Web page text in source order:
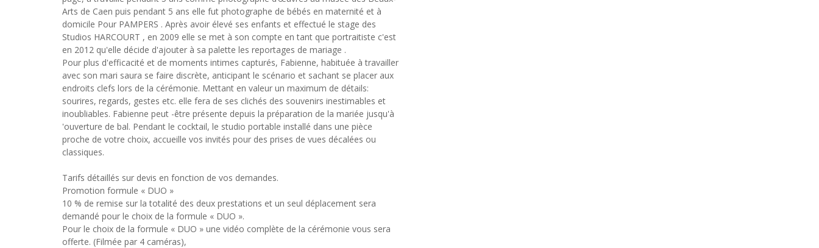
Arts de Caen puis pendant 5 ans elle fut photographe de bébés en maternité et à
domicile Pour PAMPERS . Après avoir élevé ses enfants et effectué le stage des
Studios HARCOURT , en 2009 elle se met à son compte en tant que portraitiste c'est
en 2012 qu'elle décide d'ajouter à sa palette les reportages de mariage .
Pour plus d'efficacité et de moments intimes capturés, Fabienne, habituée à travailler
avec son mari saura se faire discrète, anticipant le scénario et sachant se placer aux
endroits clefs lors de la cérémonie. Mettant en valeur un maximum de détails:
sourires, regards, gestes etc. elle fera de ses clichés des souvenirs inestimables et
inoubliables. Fabienne peut -être présente depuis la préparation de la mariée jusqu'à
'ouverture de bal. Pendant le cocktail, le studio portable installé dans une pièce
proche de votre choix, accueille vos invités pour des prises de vues décalées ou
classiques.
Tarifs détaillés sur devis en fonction de vos demandes.
Promotion formule « DUO »
10 % de remise sur la totalité des deux prestations et un seul déplacement sera
demandé pour le choix de la formule « DUO ».
Pour le choix de la formule « DUO » une vidéo complète de la cérémonie vous sera
offerte. (Filmée par 4 caméras),